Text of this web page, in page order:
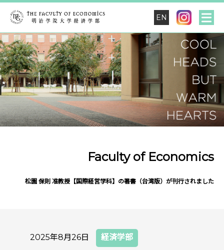
EN
Faculty of Economics
松園 保則 准教授【国際経営学科】の著書（台湾版）が刊行されました
2025年8月26日 経済学部